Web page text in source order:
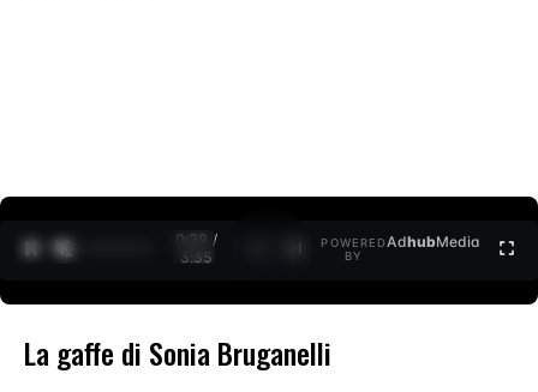
0:30 /
3:35
POWERED
BY
AdhubMedia
La gaffe di Sonia Bruganelli